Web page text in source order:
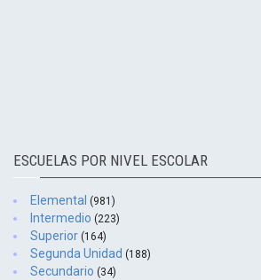
ESCUELAS POR NIVEL ESCOLAR
Elemental (981)
Intermedio (223)
Superior (164)
Segunda Unidad (188)
Secundario (34)